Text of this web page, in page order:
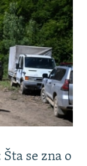
se zna o